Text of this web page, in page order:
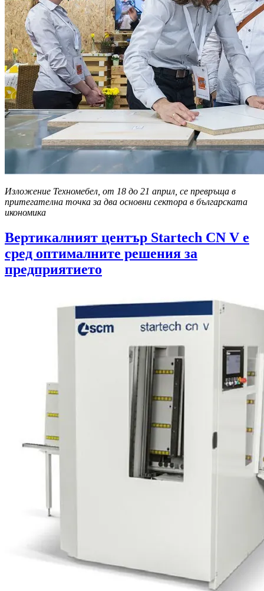
Изложение Техномебел, от 18 до 21 април, се превръща в
притегателна точка за два основни сектора в българската
икономика
Вертикалният център Startech CN V е
сред оптималните решения за
предприятието